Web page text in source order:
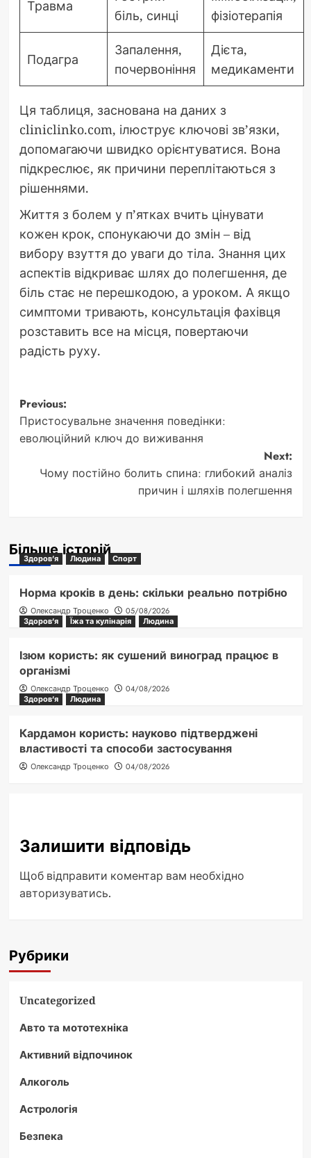
Травма
біль, синці
фізіотерапія
Подагра
Запалення,
почервоніння
Дієта,
медикаменти
Ця таблиця, заснована на даних з
cliniclinko.com, ілюструє ключові зв’язки,
допомагаючи швидко орієнтуватися. Вона
підкреслює, як причини переплітаються з
рішеннями.
Життя з болем у п’ятках вчить цінувати
кожен крок, спонукаючи до змін – від
вибору взуття до уваги до тіла. Знання цих
аспектів відкриває шлях до полегшення, де
біль стає не перешкодою, а уроком. А якщо
симптоми тривають, консультація фахівця
розставить все на місця, повертаючи
радість руху.
Post
navigation
Previous:
Пристосувальне значення поведінки:
еволюційний ключ до виживання
Next:
Чому постійно болить спина: глибокий аналіз
причин і шляхів полегшення
Більше історій
Здоров'я Людина Спорт
Норма кроків в день: скільки реально потрібно
Олександр Троценко
05/08/2026
Здоров'я
Їжа та кулінарія Людина
Ізюм користь: як сушений виноград працює в
організмі
Олександр Троценко
04/08/2026
Здоров'я
Людина
Кардамон користь: науково підтверджені
властивості та способи застосування
Олександр Троценко 04/08/2026
Залишити відповідь
Щоб відправити коментар вам необхідно
авторизуватись.
Рубрики
Uncategorized
Авто та мототехніка
Активний відпочинок
Алкоголь
Астрологія
Безпека